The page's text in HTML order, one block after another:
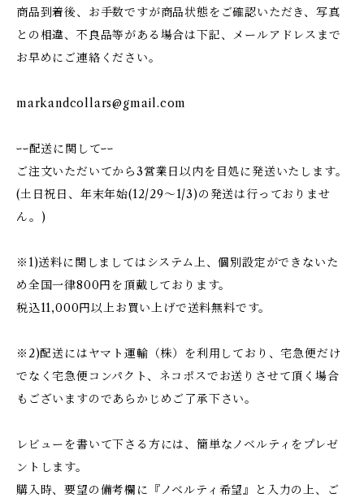
商品到着後、お手数ですが商品状態をご確認いただき、写真
との相違、不良品等がある場合は下記、メールアドレスまで
お早めにご連絡ください。
markandcollars@gmail.com
ｰｰ配送に関してｰｰ
ご注文いただいてから3営業日以内を目処に発送いたします。
(土日祝日、年末年始(12/29〜1/3)の発送は行っておりませ
ん。)
※1)送料に関しましてはシステム上、個別設定ができないた
め全国一律800円を頂戴しております。
税込11,000円以上お買い上げで送料無料です。
※2)配送にはヤマト運輸（株）を利用しており、宅急便だけ
でなく宅急便コンパクト、ネコポスでお送りさせて頂く場合
もございますのであらかじめご了承下さい。
レビューを書いて下さる方には、簡単なノベルティをプレゼ
ントします。
購入時、要望の備考欄に『ノベルティ希望』と入力の上、ご